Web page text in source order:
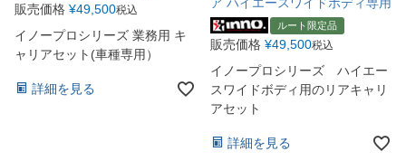
販売価格 ¥49,500税込
イノープロシリーズ 業務用 キ
ャリアセット(車種専用）
詳細を見る
ルート限定品
販売価格 ¥49,500税込
イノープロシリーズ ハイエー
スワイドボディ用のリアキャリ
アセット
詳細を見る